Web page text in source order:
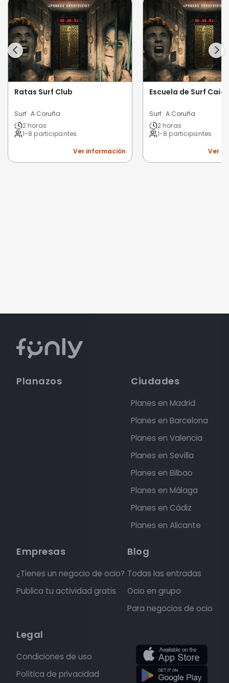
Ratas Surf Club
Surf · A Coruña
2 horas
1-8 participantes
Ver información
Escuela de Surf
Surf · A Coruña
2 horas
1-8 participantes
Ver
Planazos Ciudades
Planes en Madrid
Planes en Barcelona
Planes en Valencia
Planes en Sevilla
Planes en Bilbao
Planes en Málaga
Planes en Cádiz
Planes en Alicante
Empresas
¿Tienes un negocio de ocio?
Publica tu actividad gratis
Blog
Todas las entradas
Ocio en grupo
Para negocios de ocio
Legal
Condiciones de uso
Política de privacidad